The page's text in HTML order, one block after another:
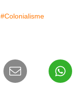
#Colonialisme